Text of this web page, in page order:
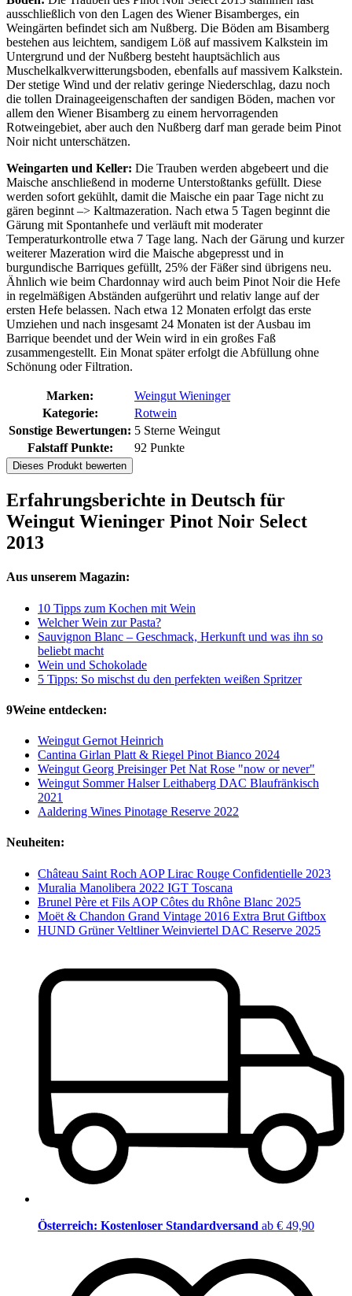
ausschließlich von den Lagen des Wiener Bisamberges, ein
Weingärten befindet sich am Nußberg. Die Böden am Bisamberg
bestehen aus leichtem, sandigem Löß auf massivem Kalkstein im
Untergrund und der Nußberg besteht hauptsächlich aus
Muschelkalkverwitterungsboden, ebenfalls auf massivem Kalkstein.
Der stetige Wind und der relativ geringe Niederschlag, dazu noch
die tollen Drainageeigenschaften der sandigen Böden, machen vor
allem den Wiener Bisamberg zu einem hervorragenden
Rotweingebiet, aber auch den Nußberg darf man gerade beim Pinot
Noir nicht unterschätzen.
Weingarten und Keller: Die Trauben werden abgebeert und die
Maische anschließend in moderne Unterstoßtanks gefüllt. Diese
werden sofort gekühlt, damit die Maische ein paar Tage nicht zu
gären beginnt –> Kaltmazeration. Nach etwa 5 Tagen beginnt die
Gärung mit Spontanhefe und verläuft mit moderater
Temperaturkontrolle etwa 7 Tage lang. Nach der Gärung und kurzer
weiterer Mazeration wird die Maische abgepresst und in
burgundische Barriques gefüllt, 25% der Fäßer sind übrigens neu.
Ähnlich wie beim Chardonnay wird auch beim Pinot Noir die Hefe
in regelmäßigen Abständen aufgerührt und relativ lange auf der
ersten Hefe belassen. Nach etwa 12 Monaten erfolgt das erste
Umziehen und nach insgesamt 24 Monaten ist der Ausbau im
Barrique beendet und der Wein wird in ein großes Faß
zusammengestellt. Ein Monat später erfolgt die Abfüllung ohne
Schönung oder Filtration.
Marken:
Weingut Wieninger
Kategorie:
Rotwein
Sonstige Bewertungen: 5 Sterne Weingut
Falstaff Punkte:
92 Punkte
Dieses Produkt bewerten
Erfahrungsberichte in Deutsch für
Weingut Wieninger Pinot Noir Select
2013
Aus unserem Magazin:
10 Tipps zum Kochen mit Wein
Welcher Wein zur Pasta?
Sauvignon Blanc – Geschmack, Herkunft und was ihn so
beliebt macht
Wein und Schokolade
5 Tipps: So mischst du den perfekten weißen Spritzer
9Weine entdecken:
Weingut Gernot Heinrich
Cantina Girlan Platt & Riegel Pinot Bianco 2024
Weingut Georg Preisinger Pet Nat Rose "now or never"
Weingut Sommer Halser Leithaberg DAC Blaufränkisch
2021
Aaldering Wines Pinotage Reserve 2022
Neuheiten:
Château Saint Roch AOP Lirac Rouge Confidentielle 2023
Muralia Manolibera 2022 IGT Toscana
Brunel Père et Fils AOP Côtes du Rhône Blanc 2025
Moët & Chandon Grand Vintage 2016 Extra Brut Giftbox
HUND Grüner Veltliner Weinviertel DAC Reserve 2025
Österreich: Kostenloser Standardversand ab € 49,90